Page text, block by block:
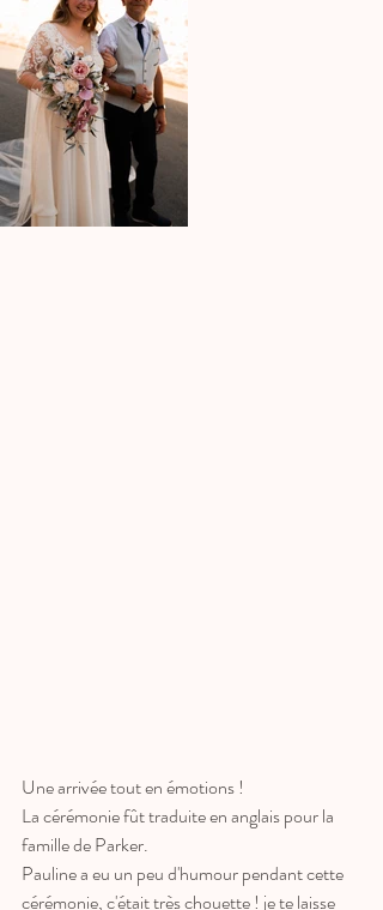
Une arrivée tout en émotions !
La cérémonie fût traduite en anglais pour la
famille de Parker.
Pauline a eu un peu d'humour pendant cette
cérémonie, c'était très chouette ! je te laisse